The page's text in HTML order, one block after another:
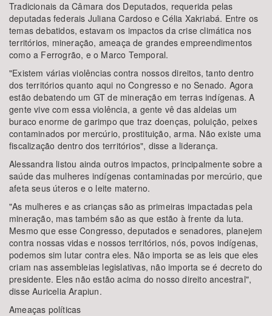
Tradicionais da Câmara dos Deputados, requerida pelas
deputadas federais Juliana Cardoso e Célia Xakriabá. Entre os
temas debatidos, estavam os impactos da crise climática nos
territórios, mineração, ameaça de grandes empreendimentos
como a Ferrogrão, e o Marco Temporal.
"Existem várias violências contra nossos direitos, tanto dentro
dos territórios quanto aqui no Congresso e no Senado. Agora
estão debatendo um GT de mineração em terras indígenas. A
gente vive com essa violência, a gente vê das aldeias um
buraco enorme de garimpo que traz doenças, poluição, peixes
contaminados por mercúrio, prostituição, arma. Não existe uma
fiscalização dentro dos territórios", disse a liderança.
Alessandra listou ainda outros impactos, principalmente sobre a
saúde das mulheres indígenas contaminadas por mercúrio, que
afeta seus úteros e o leite materno.
"As mulheres e as crianças são as primeiras impactadas pela
mineração, mas também são as que estão à frente da luta.
Mesmo que esse Congresso, deputados e senadores, planejem
contra nossas vidas e nossos territórios, nós, povos indígenas,
podemos sim lutar contra eles. Não importa se as leis que eles
criam nas assembleias legislativas, não importa se é decreto do
presidente. Eles não estão acima do nosso direito ancestral",
disse Auricelia Arapiun.
Ameaças políticas